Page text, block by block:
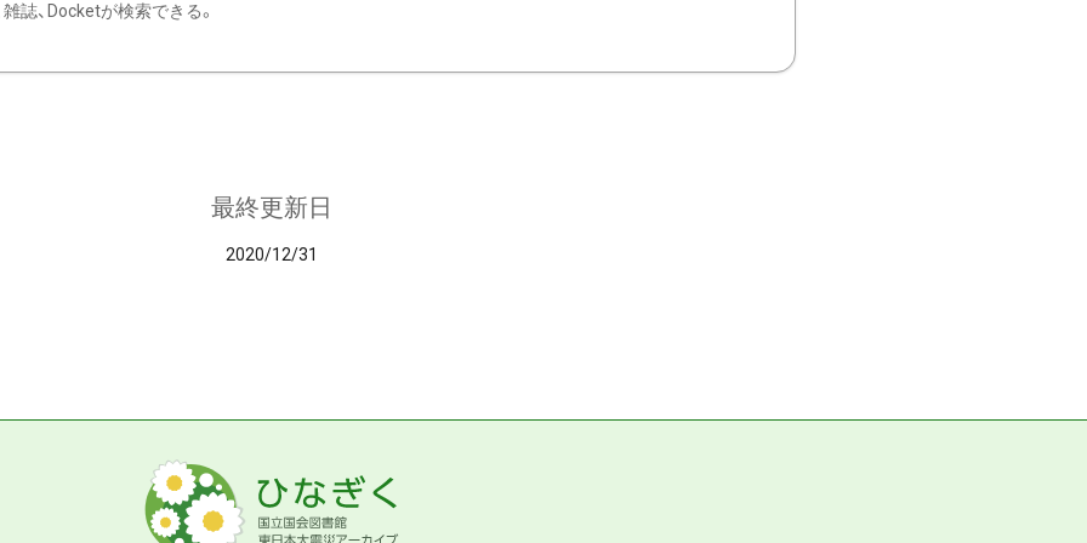
雑誌、Docketが検索できる。
最終更新日
2020/12/31